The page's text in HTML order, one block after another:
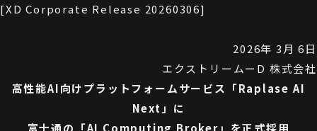
[XD Corporate Release 20260306]
2026年 3月 6日
エクストリームーD 株式会社
高性能AI向けプラットフォームサービス「Raplase AI
Next」に
富士通の「AI Computing Broker」を正式採用